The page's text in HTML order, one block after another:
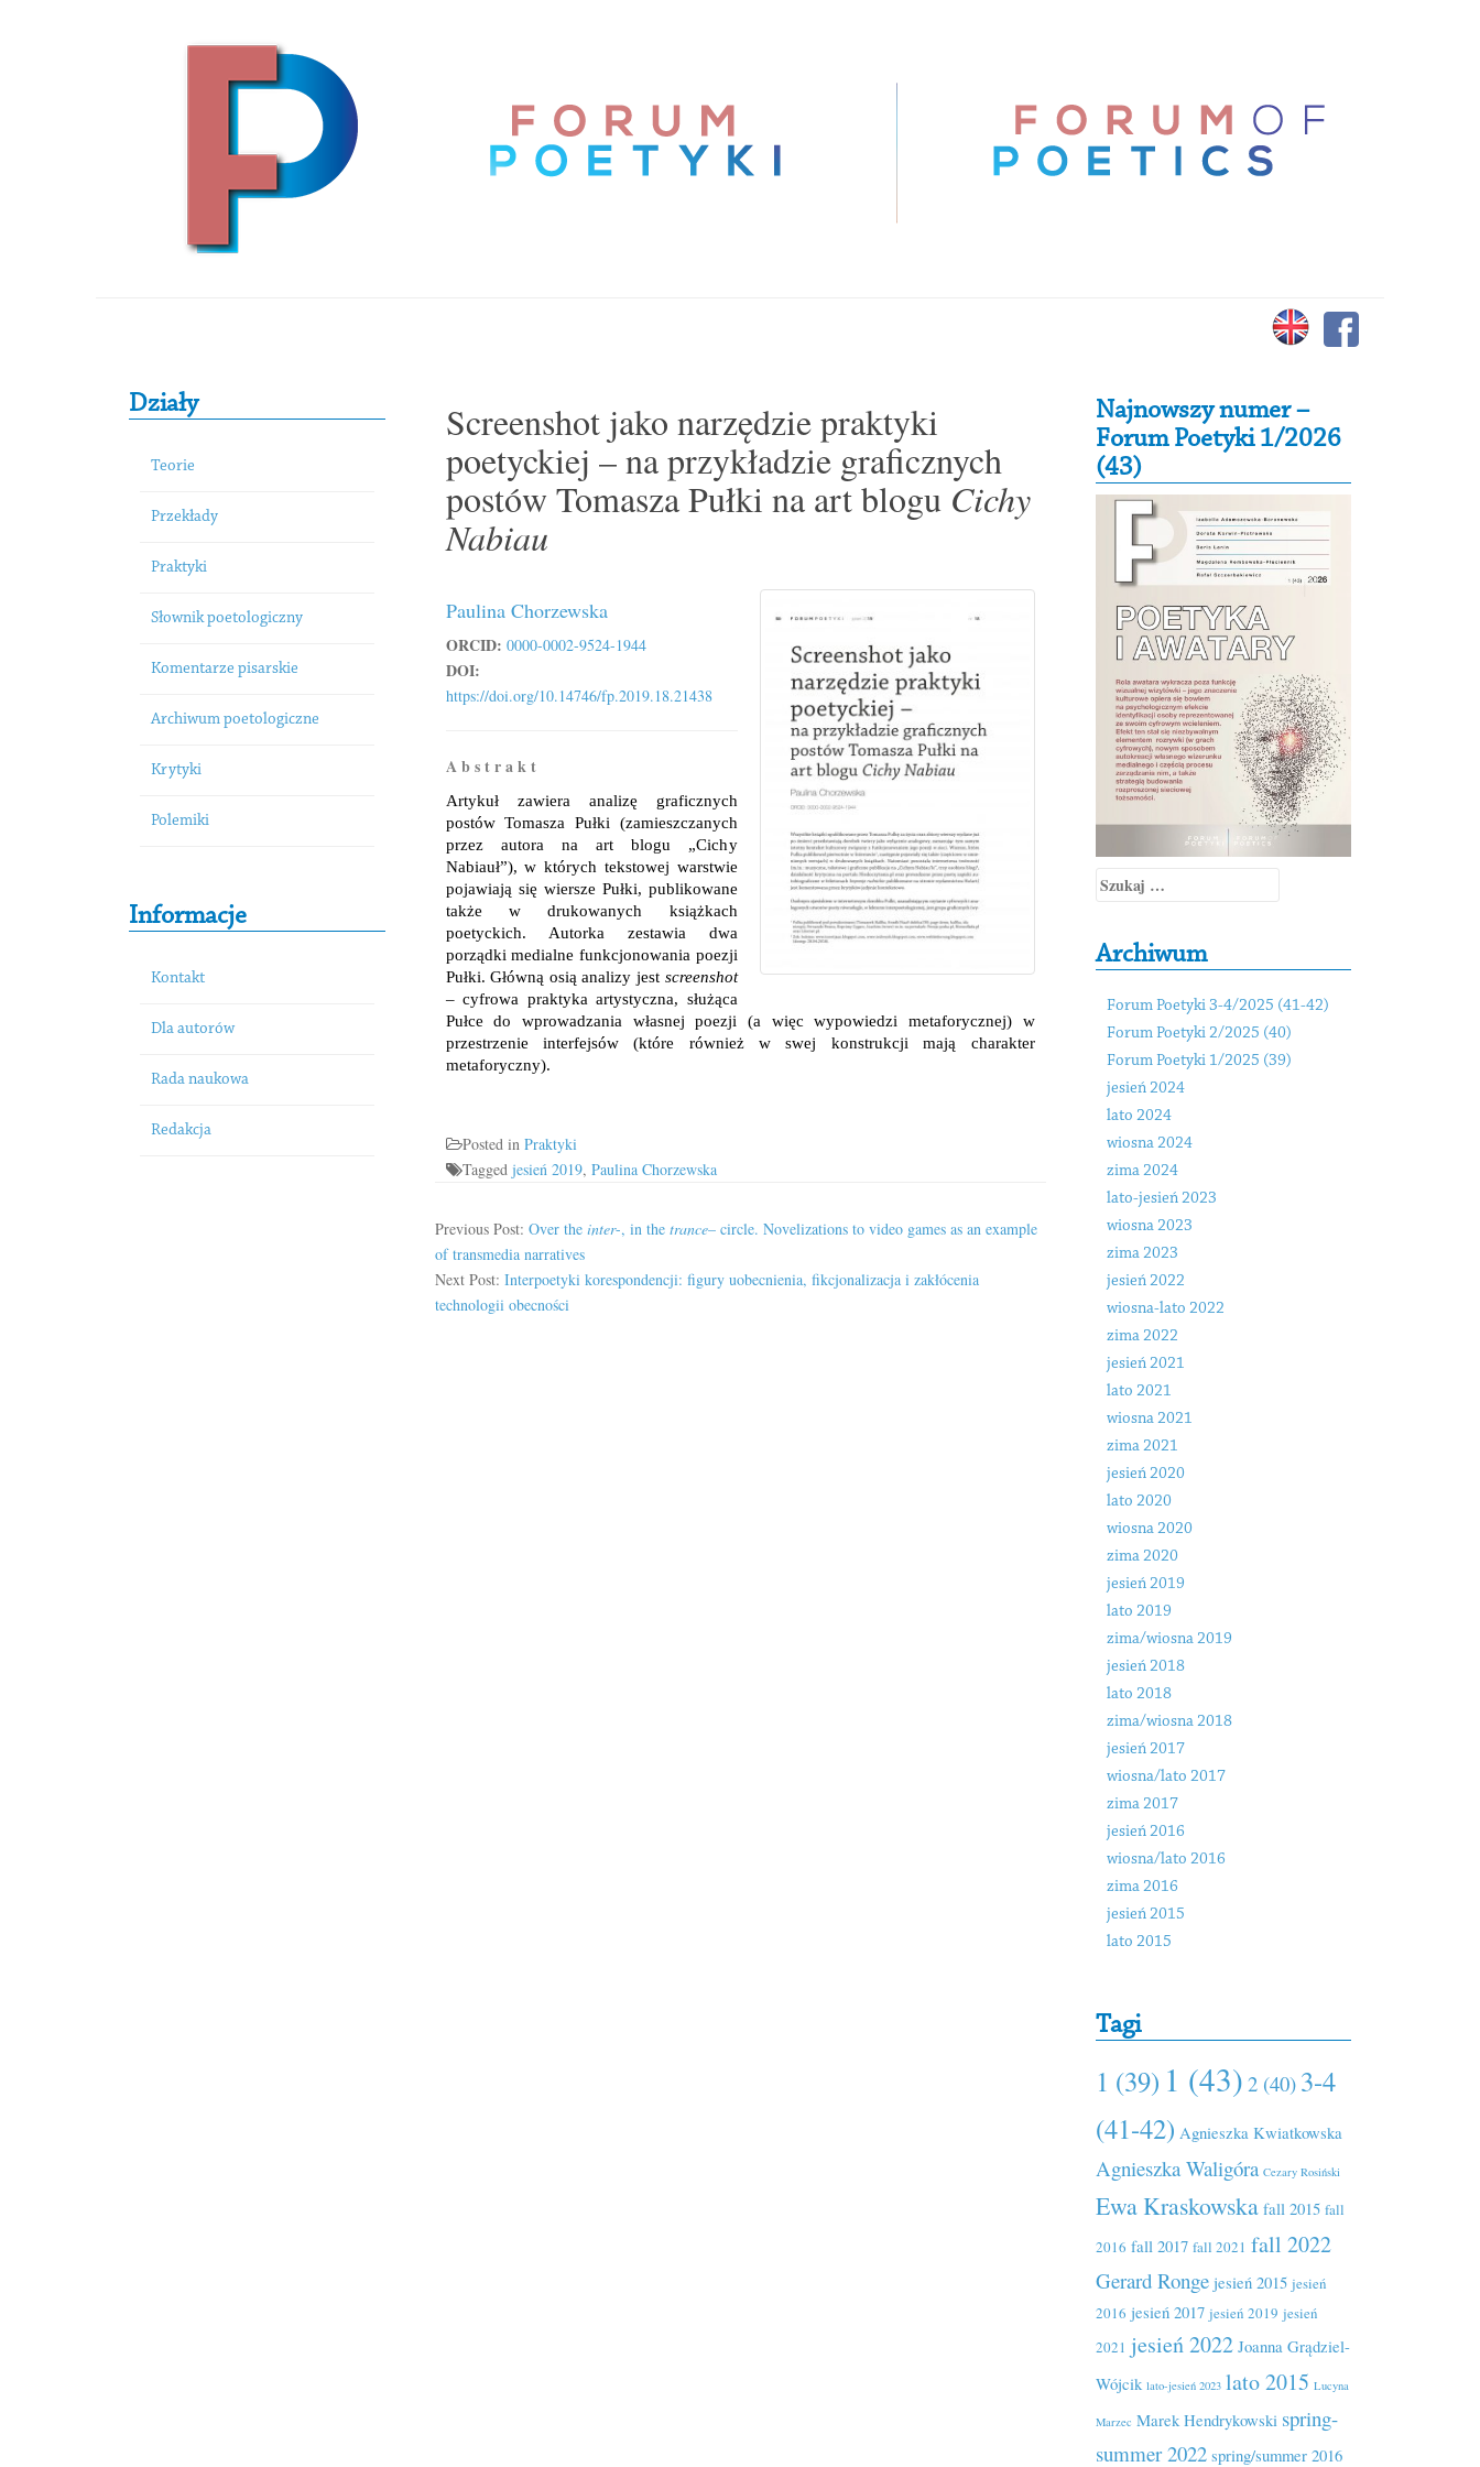
Primary Sidebar
Działy
Teorie
Przekłady
Praktyki
Słownik poetologiczny
Komentarze pisarskie
Archiwum poetologiczne
Krytyki
Polemiki
Informacje
Kontakt
Dla autorów
Rada naukowa
Redakcja
Screenshot jako narzędzie praktyki
poetyckiej – na przykładzie graficznych
postów Tomasza Pułki na art blogu Cichy
Nabiau
Paulina Chorzewska
ORCID: 0000-0002-9524-1944
DOI:
https://doi.org/10.14746/fp.2019.18.21438
A b s t r a k t
Artykuł zawiera analizę graficznych
postów Tomasza Pułki (zamieszczanych
przez autora na art blogu „Cichy
Nabiauł”), w których tekstowej warstwie
pojawiają się wiersze Pułki, publikowane
także w drukowanych książkach
poetyckich. Autorka zestawia dwa
porządki medialne funkcjonowania poezji
Pułki. Główną osią analizy jest screenshot
– cyfrowa praktyka artystyczna, służąca
Pułce do wprowadzania własnej poezji (a więc wypowiedzi metaforycznej) w
przestrzenie interfejsów (które również w swej konstrukcji mają charakter
metaforyczny).
Posted in Praktyki
Tagged jesień 2019, Paulina Chorzewska
Previous Post: Over the inter-, in the trance– circle. Novelizations to video games as an example
of transmedia narratives
Next Post: Interpoetyki korespondencji: figury uobecnienia, fikcjonalizacja i zakłócenia
technologii obecności
Secondary Sidebar
Najnowszy numer –
Forum Poetyki 1/2026
(43)
Szukaj:
Archiwum
Forum Poetyki 3-4/2025 (41-42)
Forum Poetyki 2/2025 (40)
Forum Poetyki 1/2025 (39)
jesień 2024
lato 2024
wiosna 2024
zima 2024
lato-jesień 2023
wiosna 2023
zima 2023
jesień 2022
wiosna-lato 2022
zima 2022
jesień 2021
lato 2021
wiosna 2021
zima 2021
jesień 2020
lato 2020
wiosna 2020
zima 2020
jesień 2019
lato 2019
zima/wiosna 2019
jesień 2018
lato 2018
zima/wiosna 2018
jesień 2017
wiosna/lato 2017
zima 2017
jesień 2016
wiosna/lato 2016
zima 2016
jesień 2015
lato 2015
Tagi
1 (39) 1 (43) 2 (40) 3-4
(41-42) Agnieszka Kwiatkowska
Agnieszka Waligóra Cezary Rosiński
Ewa Kraskowska fall 2015 fall
2016 fall 2017 fall 2021 fall 2022
Gerard Ronge jesień 2015 jesień
2016 jesień 2017 jesień 2019 jesień
2021 jesień 2022 Joanna Grądziel-
Wójcik lato-jesień 2023 lato 2015 Lucyna
Marzec Marek Hendrykowski spring-
summer 2022 spring/summer 2016